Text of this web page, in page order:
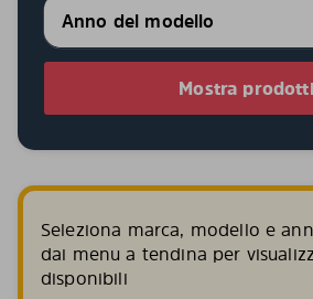
Mostra prodotti
Seleziona marca, modello e
dai menu a tendina per
disponibili